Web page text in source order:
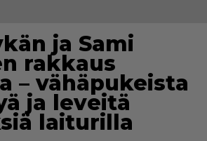
ja Sami
rakkaus
– vähäpukeista
ja leveitä
laiturilla